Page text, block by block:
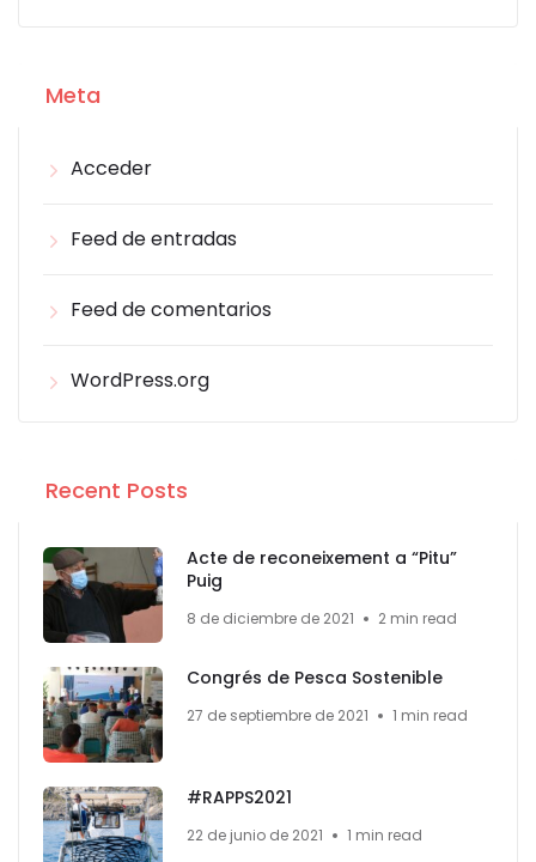
Meta
Acceder
Feed de entradas
Feed de comentarios
WordPress.org
Recent Posts
Acte de reconeixement a “Pitu”
Puig
8 de diciembre de 2021 2 min read
Congrés de Pesca Sostenible
27 de septiembre de 2021 1 min read
#RAPPS2021
22 de junio de 2021 1 min read